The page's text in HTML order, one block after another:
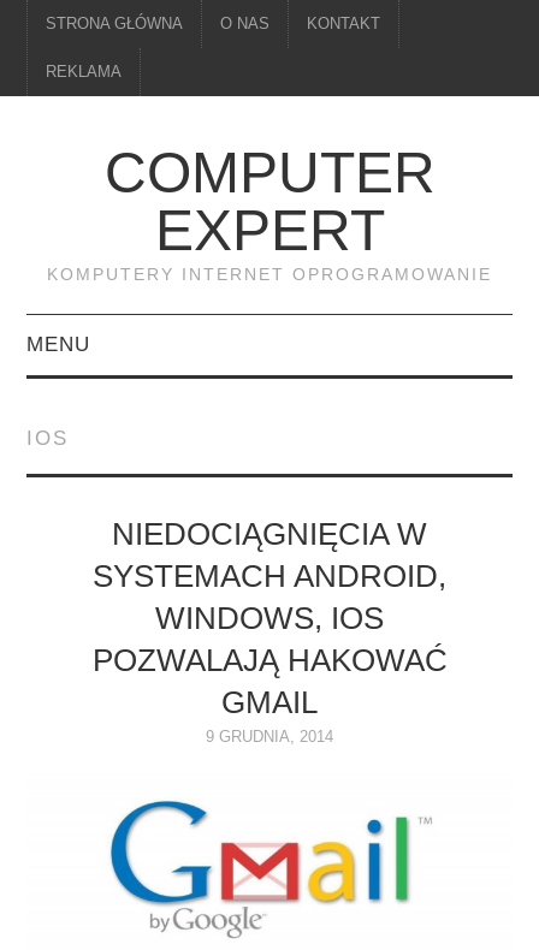
STRONA GŁÓWNA O NAS KONTAKT
REKLAMA
COMPUTER
EXPERT
KOMPUTERY INTERNET OPROGRAMOWANIE
MENU
MONITORY
NAPĘDY
OPROGRAMOWANIE
IOS
NIEDOCIĄGNIĘCIA W
SYSTEMACH ANDROID,
WINDOWS, IOS
POZWALAJĄ HAKOWAĆ
GMAIL
9 GRUDNIA, 2014